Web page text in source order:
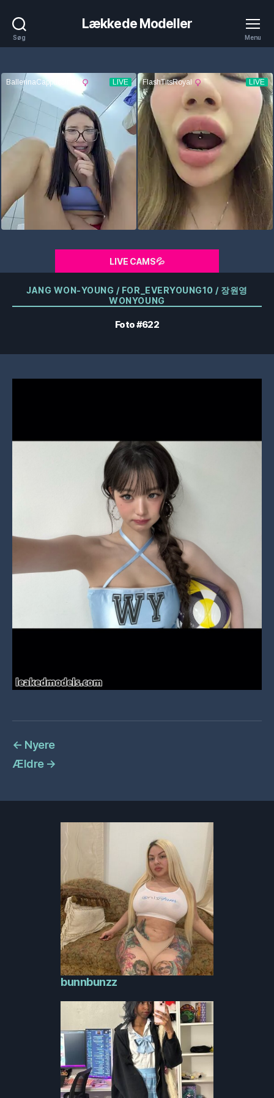
Søg
Lækkede Modeller
Menu
LIVE CAMS💦
Kategorier
JANG WON-YOUNG / FOR_EVERYOUNG10 / 장원영
WONYOUNG
Foto #622
← Nyere
Ældre →
bunnbunzz